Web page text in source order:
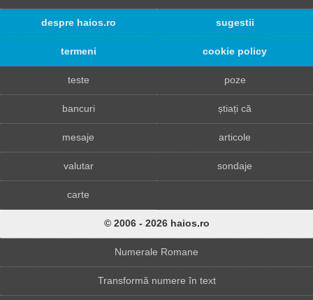
despre haios.ro sugestii
termeni cookie policy
teste poze
bancuri știați că
mesaje articole
valutar sondaje
carte
© 2006 - 2026 haios.ro
Numerale Romane
Transformă numere în text